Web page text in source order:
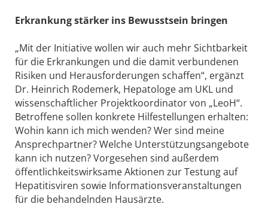
Erkrankung stärker ins Bewusstsein bringen
„Mit der Initiative wollen wir auch mehr Sichtbarkeit
für die Erkrankungen und die damit verbundenen
Risiken und Herausforderungen schaffen“, ergänzt
Dr. Heinrich Rodemerk, Hepatologe am UKL und
wissenschaftlicher Projektkoordinator von „LeoH“.
Betroffene sollen konkrete Hilfestellungen erhalten:
Wohin kann ich mich wenden? Wer sind meine
Ansprechpartner? Welche Unterstützungsangebote
kann ich nutzen? Vorgesehen sind außerdem
öffentlichkeitswirksame Aktionen zur Testung auf
Hepatitisviren sowie Informationsveranstaltungen
für die behandelnden Hausärzte.